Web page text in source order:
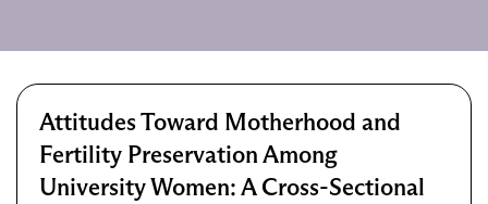
Attitudes Toward Motherhood and
Fertility Preservation Among
University Women: A Cross-Sectional